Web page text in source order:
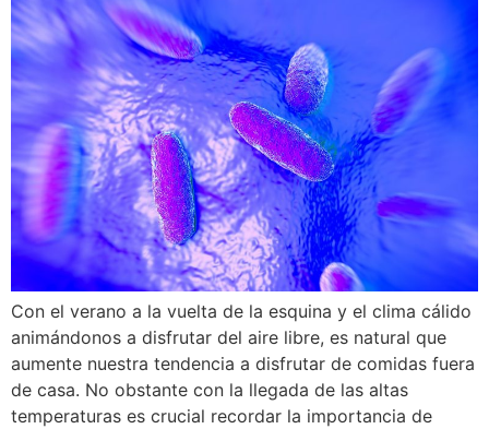
Con el verano a la vuelta de la esquina y el clima cálido
animándonos a disfrutar del aire libre, es natural que
aumente nuestra tendencia a disfrutar de comidas fuera
de casa. No obstante con la llegada de las altas
temperaturas es crucial recordar la importancia de